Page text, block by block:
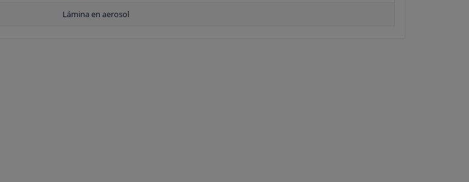
Lámina en aerosol